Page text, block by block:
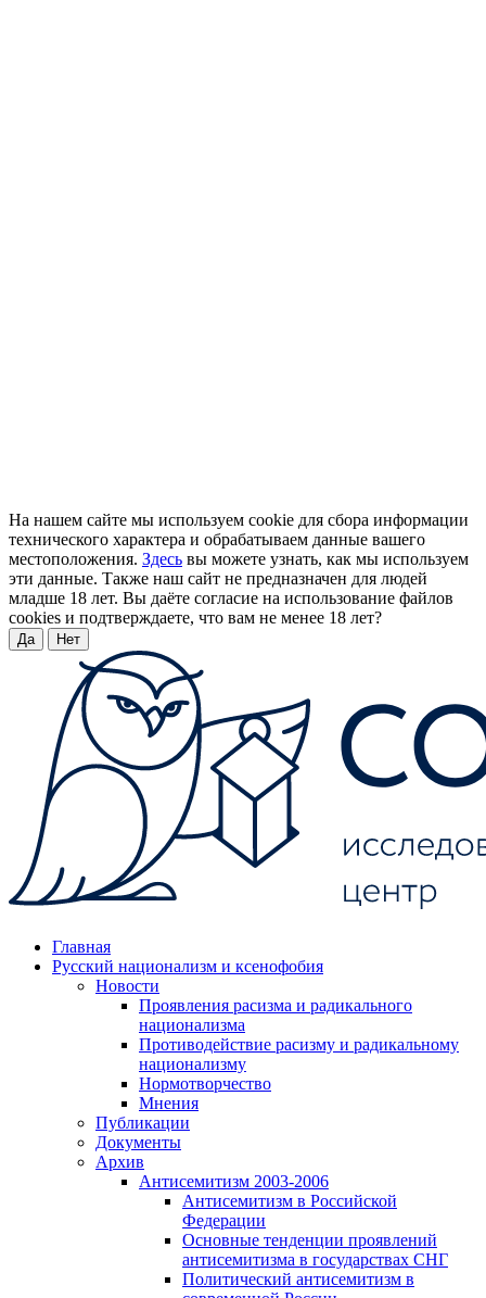
На нашем сайте мы используем cookie для сбора информации
технического характера и обрабатываем данные вашего
местоположения. Здесь вы можете узнать, как мы используем
эти данные. Также наш сайт не предназначен для людей
младше 18 лет. Вы даёте согласие на использование файлов
cookies и подтверждаете, что вам не менее 18 лет?
Да Нет
Главная
Русский национализм и ксенофобия
Новости
Проявления расизма и радикального
национализма
Противодействие расизму и радикальному
национализму
Нормотворчество
Мнения
Публикации
Документы
Архив
Антисемитизм 2003-2006
Антисемитизм в Российской
Федерации
Основные тенденции проявлений
антисемитизма в государствах СНГ
Политический антисемитизм в